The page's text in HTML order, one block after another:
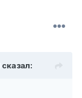
сказал: